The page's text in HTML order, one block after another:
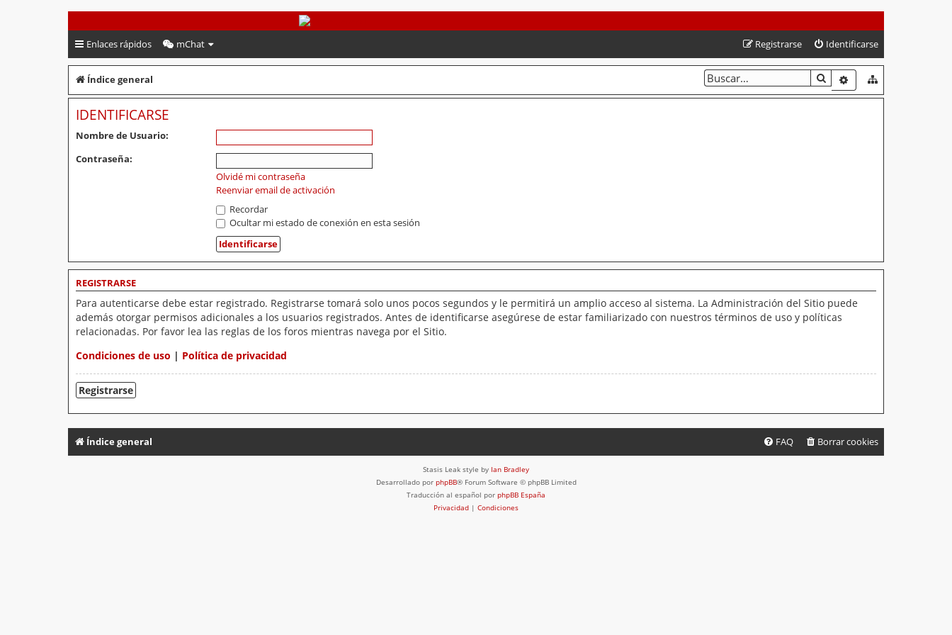
PeruVoley.com
Enlaces rápidos mChat Identificarse
Registrarse
Índice general BUSCARBÚSQUEDA
IDENTIFICARSE
Nombre de Usuario:
Contraseña:
Olvidé mi contraseña
Reenviar email de activación
Recordar
Ocultar mi estado de conexión en esta sesión
REGISTRARSE
Para autenticarse debe estar registrado. Registrarse tomará solo unos pocos segundos y le permitirá un amplio acceso al sistema. La Administración del Sitio puede
además otorgar permisos adicionales a los usuarios registrados. Antes de identificarse asegúrese de estar familiarizado con nuestros términos de uso y políticas
relacionadas. Por favor lea las reglas de los foros mientras navega por el Sitio.
Condiciones de uso | Política de privacidad
Registrarse
Índice general Borrar cookies
FAQ
Stasis Leak style by Ian Bradley
Desarrollado por phpBB® Forum Software © phpBB Limited
Traducción al español por phpBB España
Privacidad | Condiciones